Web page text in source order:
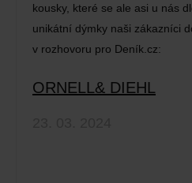
kousky, které se ale asi u nás
unikátní dýmky naši zákazníci
v rozhovoru pro Deník.cz:
ORNELL& DIEHL